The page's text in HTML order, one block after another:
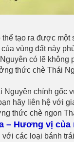
tạo ra được một
vùng đất này
có lẽ không
thức chè Thái
chính gốc
hãy liên hệ với
thức chè ngon
– Hương vị của
các loại bánh